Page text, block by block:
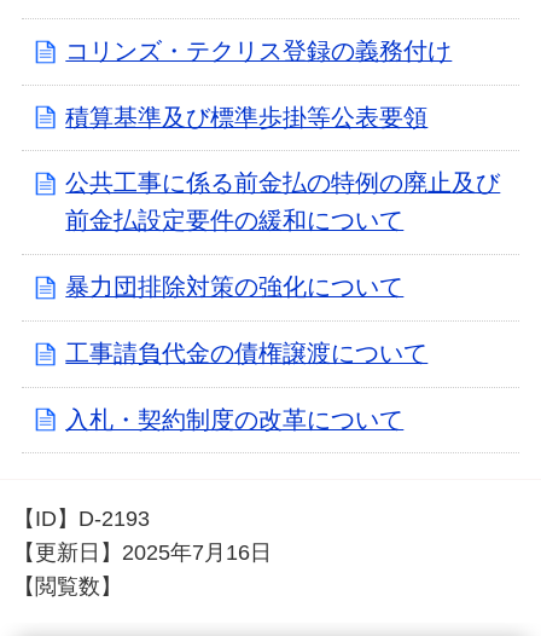
コリンズ・テクリス登録の義務付け
積算基準及び標準歩掛等公表要領
公共工事に係る前金払の特例の廃止及び
前金払設定要件の緩和について
暴力団排除対策の強化について
工事請負代金の債権譲渡について
入札・契約制度の改革について
【ID】 D-2193
【更新日】 2025年7月16日
【閲覧数】